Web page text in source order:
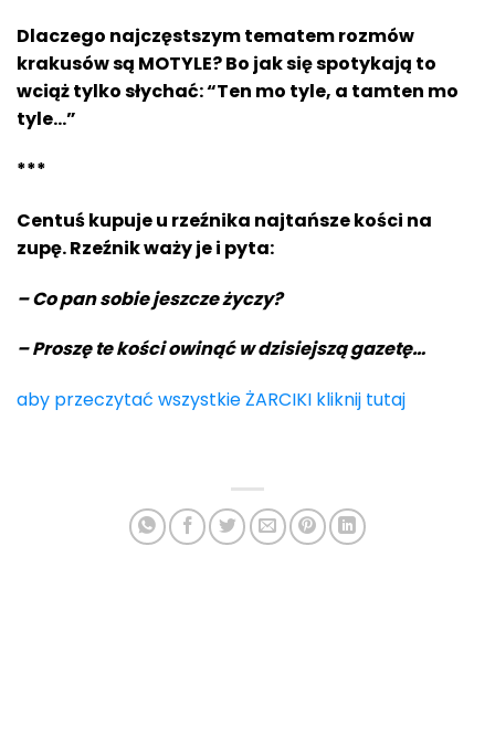
Dlaczego najczęstszym tematem rozmów
krakusów są MOTYLE? Bo jak się spotykają to
wciąż tylko słychać: “Ten mo tyle, a tamten mo
tyle…”
***
Centuś kupuje u rzeźnika najtańsze kości na
zupę. Rzeźnik waży je i pyta:
– Co pan sobie jeszcze życzy?
– Proszę te kości owinąć w dzisiejszą gazetę…
aby przeczytać wszystkie ŻARCIKI kliknij tutaj